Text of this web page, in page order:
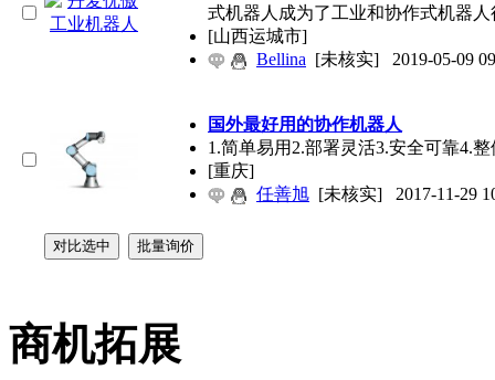
式机器人成为了工业和协作式机器人
[山西运城市]
Bellina [未核实] 2019-05-09
国外最好用的协作机器人
1.简单易用2.部署灵活3.安全可靠4.
[重庆]
任善旭 [未核实] 2017-11-29
商机拓展